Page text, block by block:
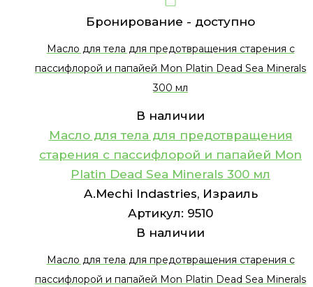
Бронирование - доступно
Масло для тела для предотвращения старения с
пассифлорой и папайей Mon Platin Dead Sea Minerals
300 мл
В наличии
Масло для тела для предотвращения
старения с пассифлорой и папайей Mon
Platin Dead Sea Minerals 300 мл
A.Mechi Indastries, Израиль
Артикул: 9510
В наличии
Масло для тела для предотвращения старения с
пассифлорой и папайей Mon Platin Dead Sea Minerals